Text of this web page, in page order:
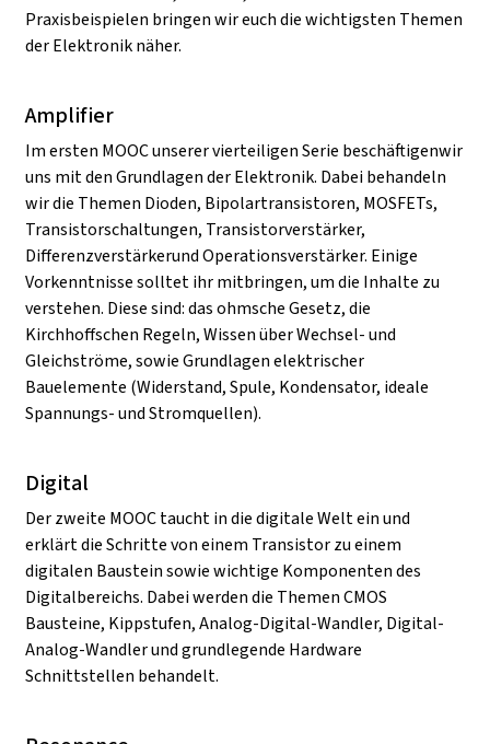
Praxisbeispielen bringen wir euch die wichtigsten Themen
der Elektronik näher.
Amplifier
Im ersten MOOC unserer vierteiligen Serie beschäftigenwir
uns mit den Grundlagen der Elektronik. Dabei behandeln
wir die Themen Dioden, Bipolartransistoren, MOSFETs,
Transistorschaltungen, Transistorverstärker,
Differenzverstärkerund Operationsverstärker. Einige
Vorkenntnisse solltet ihr mitbringen, um die Inhalte zu
verstehen. Diese sind: das ohmsche Gesetz, die
Kirchhoffschen Regeln, Wissen über Wechsel- und
Gleichströme, sowie Grundlagen elektrischer
Bauelemente (Widerstand, Spule, Kondensator, ideale
Spannungs- und Stromquellen).
Digital
Der zweite MOOC taucht in die digitale Welt ein und
erklärt die Schritte von einem Transistor zu einem
digitalen Baustein sowie wichtige Komponenten des
Digitalbereichs. Dabei werden die Themen CMOS
Bausteine, Kippstufen, Analog-Digital-Wandler, Digital-
Analog-Wandler und grundlegende Hardware
Schnittstellen behandelt.